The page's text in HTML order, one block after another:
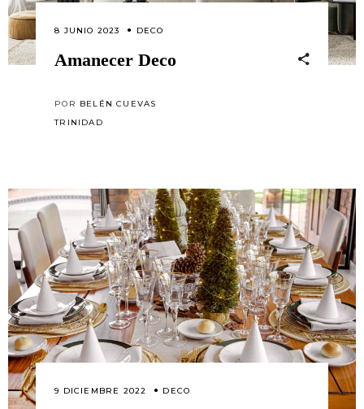
8 JUNIO 2023 DECO
Amanecer Deco
POR BELÉN CUEVAS
TRINIDAD
9 DICIEMBRE 2022 DECO